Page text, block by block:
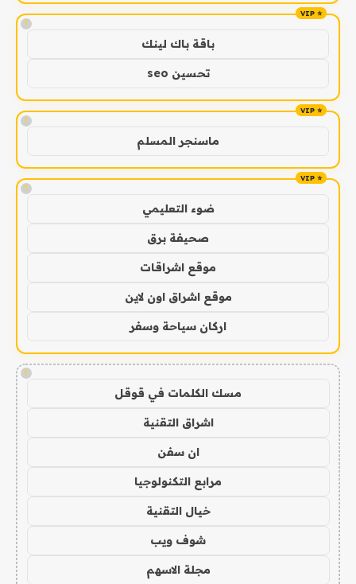
!
باقة باك لينك
تحسين seo
!
ماسنجر المسلم
!
ضوء التعليمي
صحيفة برق
موقع اشراقات
موقع اشراق اون لاين
اركان سياحة وسفر
!
مسك الكلمات في قوقل
اشراق التقنية
ان سفن
مرابع التكنولوجيا
خيال التقنية
شوف ويب
مجلة الاسهم